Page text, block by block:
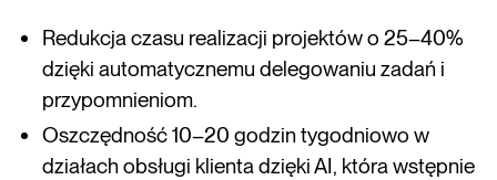
Redukcja czasu realizacji projektów o 25–40%
dzięki automatycznemu delegowaniu zadań i
przypomnieniom.
Oszczędność 10–20 godzin tygodniowo w
działach obsługi klienta dzięki AI, która wstępnie